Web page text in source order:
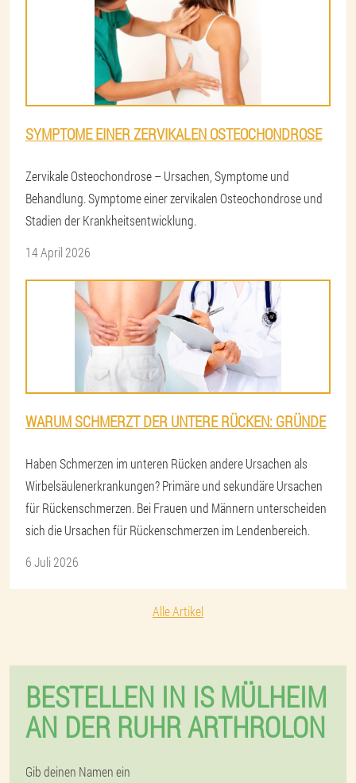
SYMPTOME EINER ZERVIKALEN OSTEOCHONDROSE
Zervikale Osteochondrose – Ursachen, Symptome und
Behandlung. Symptome einer zervikalen Osteochondrose und
Stadien der Krankheitsentwicklung.
14 April 2026
WARUM SCHMERZT DER UNTERE RÜCKEN: GRÜNDE
Haben Schmerzen im unteren Rücken andere Ursachen als
Wirbelsäulenerkrankungen? Primäre und sekundäre Ursachen
für Rückenschmerzen. Bei Frauen und Männern unterscheiden
sich die Ursachen für Rückenschmerzen im Lendenbereich.
6 Juli 2026
Alle Artikel
BESTELLEN IN IS MÜLHEIM
AN DER RUHR ARTHROLON
Gib deinen Namen ein